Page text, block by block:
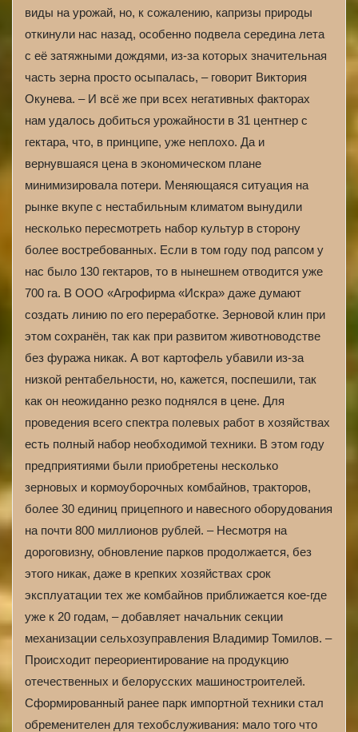
виды на урожай, но, к сожалению, капризы природы
откинули нас назад, особенно подвела середина лета
с её затяжными дождями, из-за которых значительная
часть зерна просто осыпалась, – говорит Виктория
Окунева. – И всё же при всех негативных факторах
нам удалось добиться урожайности в 31 центнер с
гектара, что, в принципе, уже неплохо. Да и
вернувшаяся цена в экономическом плане
минимизировала потери. Меняющаяся ситуация на
рынке вкупе с нестабильным климатом вынудили
несколько пересмотреть набор культур в сторону
более востребованных. Если в том году под рапсом у
нас было 130 гектаров, то в нынешнем отводится уже
700 га. В ООО «Агрофирма «Искра» даже думают
создать линию по его переработке. Зерновой клин при
этом сохранён, так как при развитом животноводстве
без фуража никак. А вот картофель убавили из-за
низкой рентабельности, но, кажется, поспешили, так
как он неожиданно резко поднялся в цене. Для
проведения всего спектра полевых работ в хозяйствах
есть полный набор необходимой техники. В этом году
предприятиями были приобретены несколько
зерновых и кормоуборочных комбайнов, тракторов,
более 30 единиц прицепного и навесного оборудования
на почти 800 миллионов рублей. – Несмотря на
дороговизну, обновление парков продолжается, без
этого никак, даже в крепких хозяйствах срок
эксплуатации тех же комбайнов приближается кое-где
уже к 20 годам, – добавляет начальник секции
механизации сельхозуправления Владимир Томилов. –
Происходит переориентирование на продукцию
отечественных и белорусских машиностроителей.
Сформированный ранее парк импортной техники стал
обременителен для техобслуживания: мало того что